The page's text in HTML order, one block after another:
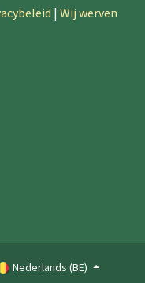
| Wij werven
Nederlands (BE)